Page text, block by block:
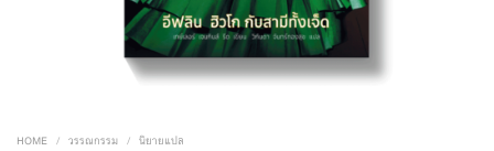
HOME / วรรณกรรม / นิยายแปล